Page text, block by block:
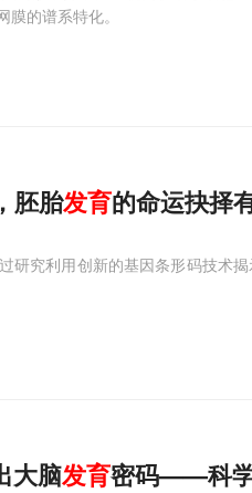
膜的谱系特化。
胚胎发育的命运抉择
研究利用创新的基因条形码技术
大脑发育密码——科学